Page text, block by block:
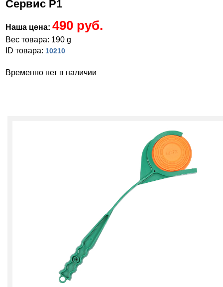
Сервис Р1
Наша цена: 490 руб.
Вес товара: 190 g
ID товара: 10210
Временно нет в наличии